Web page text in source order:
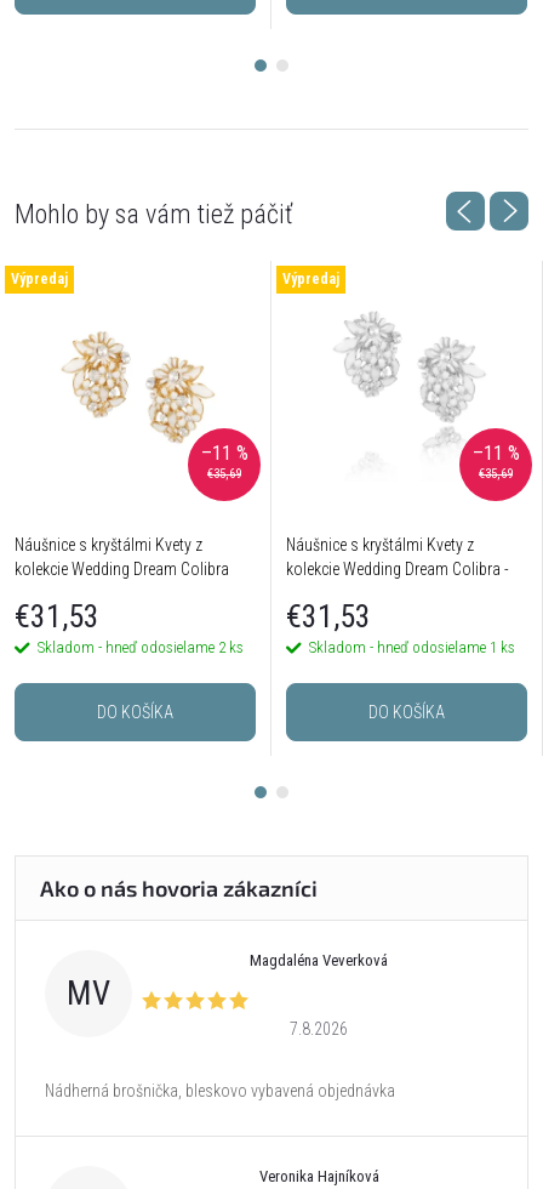
Výpredaj
€35,69
–11 %
Náušnice s kryštálmi Kvety z
kolekcie Wedding Dream Colibra
€31,53
Skladom - hneď odosielame 2 ks
DO KOŠÍKA
Výpredaj
€35,69
–11 %
Náušnice s kryštálmi Kvety z
kolekcie Wedding Dream Colibra -
€31,53
Skladom - hneď odosielame 1 ks
DO KOŠÍKA
MV
Magdaléna Veverková
7.8.2026
Nádherná brošnička, bleskovo vybavená objednávka
Veronika Hajníková